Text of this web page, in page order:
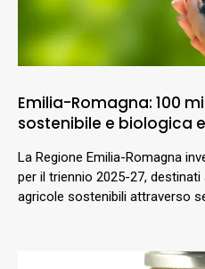
Emilia-Romagna: 100
sostenibile e biologica
La Regione Emilia-Romagna
per il triennio 2025-27,
agricole sostenibili attraverso